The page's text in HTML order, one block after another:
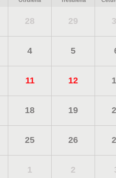
28 29
4 5
11 12
18 19
25 26
1 2